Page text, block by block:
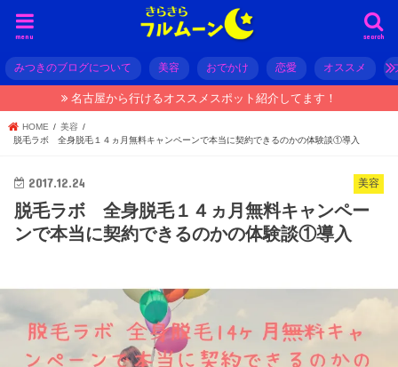
search
menu
みつきのブログについて 美容 おでかけ 恋愛 オススメ
名古屋から行けるオススメスポット紹介してます！
HOME
美容
脱毛ラボ 全身脱毛１４ヵ月無料キャンペーンで本当に契約できるのかの体験談①導入
美容
2017.12.24
脱毛ラボ 全身脱毛１４ヵ月無料キャンペー
ンで本当に契約できるのかの体験談①導入